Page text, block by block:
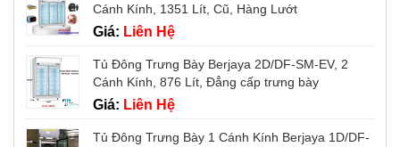
Cánh Kính, 1351 Lít, Cũ, Hàng Lướt
Giá: Liên Hệ
Tủ Đông Trưng Bày Berjaya 2D/DF-SM-EV, 2
Cánh Kính, 876 Lít, Đẳng cấp trưng bày
Giá: Liên Hệ
Tủ Đông Trưng Bày 1 Cánh Kính Berjaya 1D/DF-